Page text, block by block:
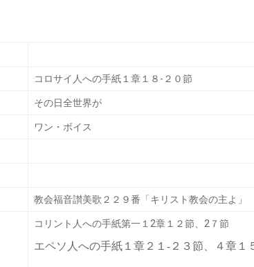
コロサイ人への手紙１章１８-２０節
その日全世界が
ワン・ボイス
教会福音讃美歌２２９番「キリスト教会の主よ」
コリント人への手紙第一１2章１２節、2７節
エペソ人への手紙１章２１‐２３節、４章